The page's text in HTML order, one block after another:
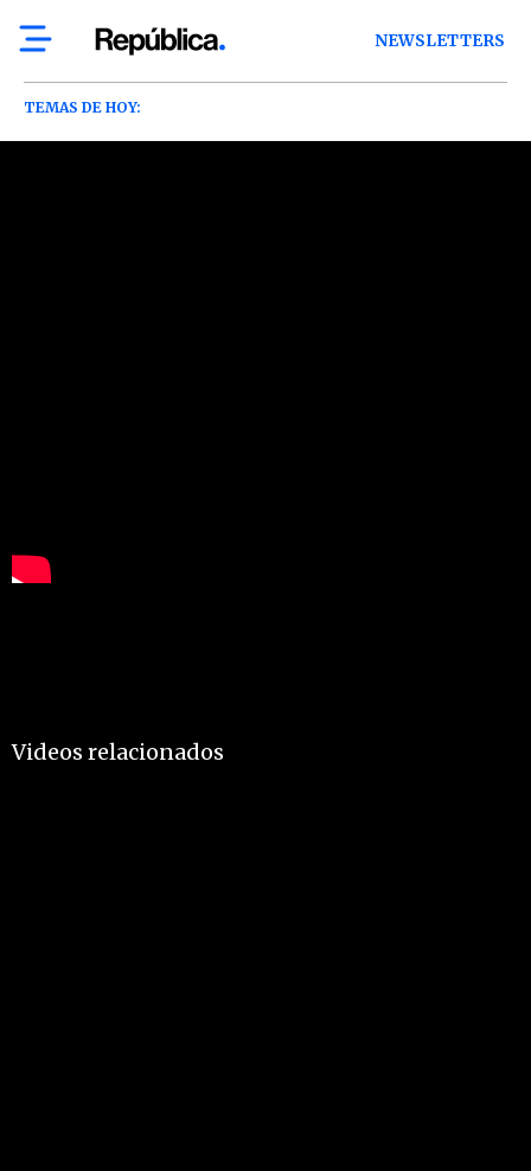
NEWSLETTERS
TEMAS DE HOY:
Videos relacionados